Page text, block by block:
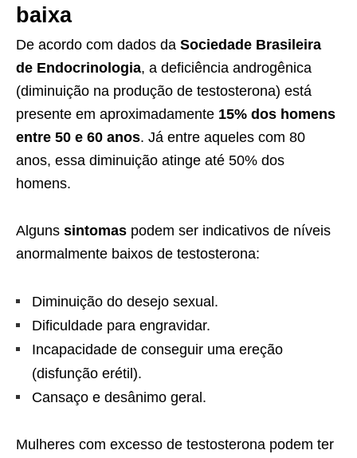
baixa
De acordo com dados da Sociedade Brasileira
de Endocrinologia, a deficiência androgênica
(diminuição na produção de testosterona) está
presente em aproximadamente 15% dos homens
entre 50 e 60 anos. Já entre aqueles com 80
anos, essa diminuição atinge até 50% dos
homens.
Alguns sintomas podem ser indicativos de níveis
anormalmente baixos de testosterona:
Diminuição do desejo sexual.
Dificuldade para engravidar.
Incapacidade de conseguir uma ereção
(disfunção erétil).
Cansaço e desânimo geral.
Mulheres com excesso de testosterona podem ter